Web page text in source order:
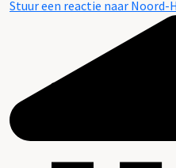
Stuur een reactie naar Noord-